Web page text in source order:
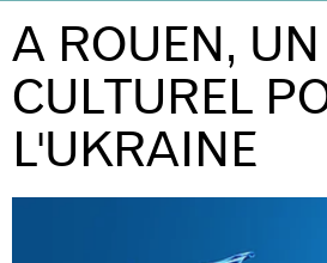
A ROUEN,
CULTUREL
L'UKRAINE